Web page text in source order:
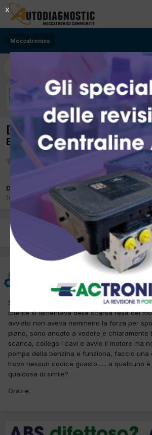
Meccatronica
[OPEL CORSA C 12/2001
Benzina] NON SI AVVIA
Da ANDREABONGIOVANNI
10 Agosto 2017inMeccatronica
Pagina 1 di 2
ANDREABONGIOVANNI
10 Agosto 2017
Salve, ho un problema con questa opel
cliente si lamentava della scarsa resa del
avviato non aveva nemmeno la forza per
piano, sono andato a vedere e chiaramente
scarica, collego i cavi e avvio il motore ma
pompa della benzina e funziona, faccio una
trovo nessun codice guasto...... a qualcuno
qualcosa di simile?
Grazie.
X